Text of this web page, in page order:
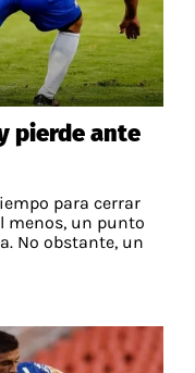
pierde ante
para cerrar
menos, un punto
No obstante, un